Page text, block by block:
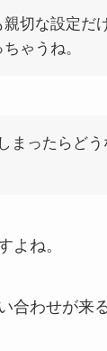
親切な設定だ
ゃうね。
まったらどう
よね。
合わせが来